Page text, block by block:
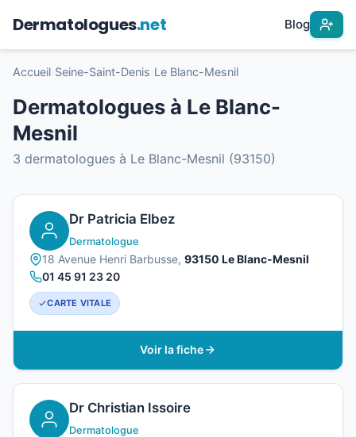
Dermatologues.net Blog
Accueil Seine-Saint-Denis Le Blanc-Mesnil
Dermatologues à Le Blanc-
Mesnil
3 dermatologues à Le Blanc-Mesnil (93150)
Dr Patricia Elbez
Dermatologue
18 Avenue Henri Barbusse, 93150 Le Blanc-Mesnil
01 45 91 23 20
CARTE VITALE
Voir la fiche
Dr Christian Issoire
Dermatologue